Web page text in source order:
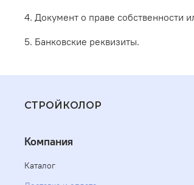
4. Документ о праве собственности
5. Банковские реквизиты.
СТРОЙКОЛОР
Компания
Каталог